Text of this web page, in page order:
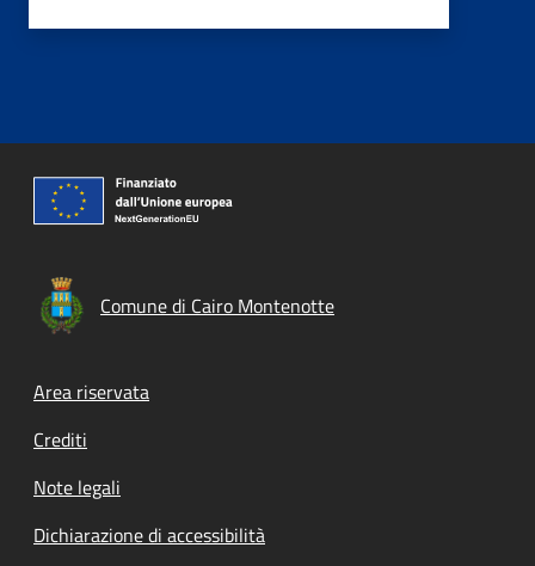
Comune di Cairo Montenotte
Footer menu
Area riservata
Crediti
Note legali
Dichiarazione di accessibilità